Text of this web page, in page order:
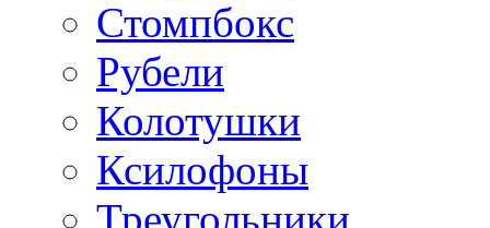
Стомпбокс
Рубели
Колотушки
Ксилофоны